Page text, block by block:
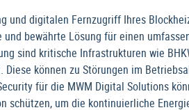
und digitalen Fernzugriff Ihres
bewährte Lösung für einen
sind kritische Infrastrukturen wie
können zu Störungen im
für die MWM Digital Solutions
um die kontinuierliche